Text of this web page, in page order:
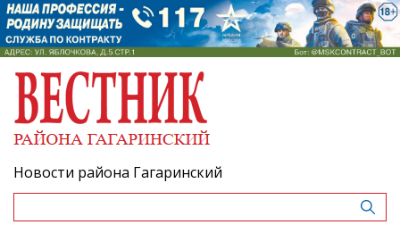
Новости района Гагаринский